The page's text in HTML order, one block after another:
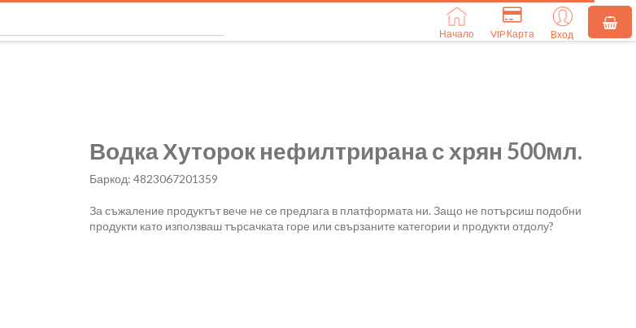
Начало VIP Карта Вход
Водка Хуторок нефилтрирана с хрян 500мл.
Баркод: 4823067201359
За съжаление продуктът вече не се предлага в платформата ни. Защо не потърсиш подобни
продукти като използваш търсачката горе или свързаните категории и продукти отдолу?